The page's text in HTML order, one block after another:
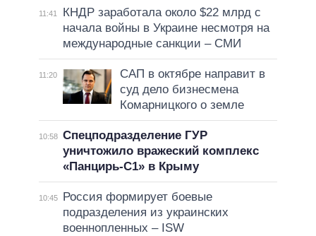
11:41
КНДР заработала около $22 млрд с
начала войны в Украине несмотря на
международные санкции – СМИ
11:20
САП в октябре направит в
суд дело бизнесмена
Комарницкого о земле
10:58 Спецподразделение ГУР
уничтожило вражеский комплекс
«Панцирь-С1» в Крыму
10:45
Россия формирует боевые
подразделения из украинских
военнопленных – ISW